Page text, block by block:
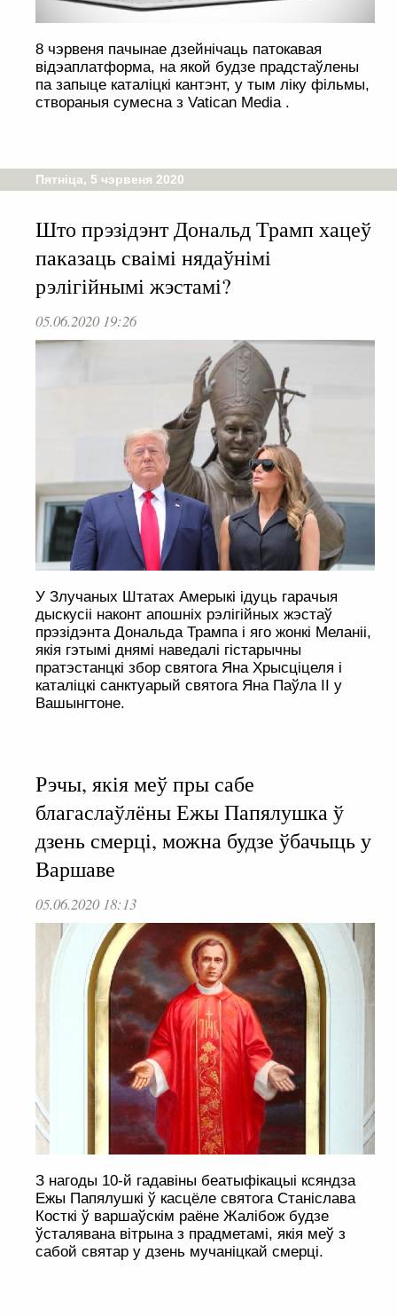
8 чэрвеня пачынае дзейнічаць патокавая
відэаплатформа, на якой будзе прадстаўлены
па запыце каталіцкі кантэнт, у тым ліку фільмы,
створаныя сумесна з Vatican Media .
Пятніца, 5 чэрвеня 2020
Што прэзідэнт Дональд Трамп хацеў
паказаць сваімі нядаўнімі
рэлігійнымі жэстамі?
05.06.2020 19:26
У Злучаных Штатах Амерыкі ідуць гарачыя
дыскусіі наконт апошніх рэлігійных жэстаў
прэзідэнта Дональда Трампа і яго жонкі Меланіі,
якія гэтымі днямі наведалі гістарычны
пратэстанцкі збор святога Яна Хрысціцеля і
каталіцкі санктуарый святога Яна Паўла ІІ у
Вашынгтоне.
Рэчы, якія меў пры сабе
благаслаўлёны Ежы Папялушка ў
дзень смерці, можна будзе ўбачыць у
Варшаве
05.06.2020 18:13
З нагоды 10-й гадавіны беатыфікацыі ксяндза
Ежы Папялушкі ў касцёле святога Станіслава
Косткі ў варшаўскім раёне Жалібож будзе
ўсталявана вітрына з прадметамі, якія меў з
сабой святар у дзень мучаніцкай смерці.